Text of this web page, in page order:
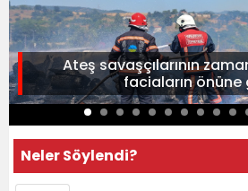
Ateş savaşçılarının
faciaların önüne
Neler Söylendi?